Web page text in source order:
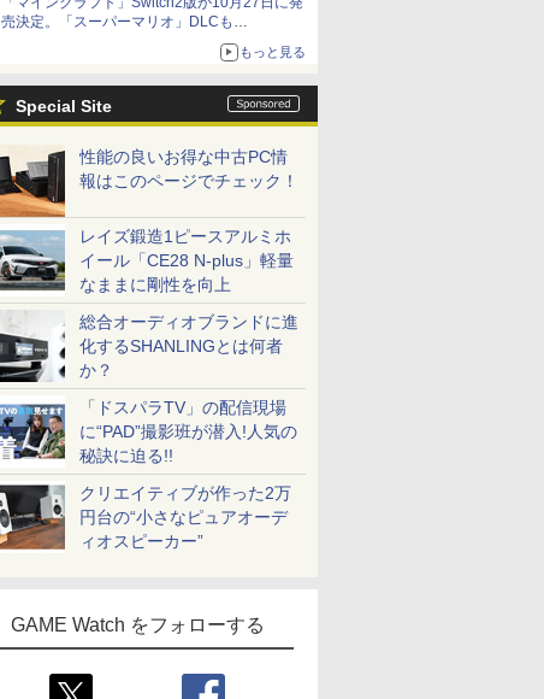
売決定。「スーパーマリオ」DLCも
Switch版からのアップグレードも可能に
もっと見る
Special Site
性能の良いお得な中古PC情
報はこのページでチェック！
レイズ鍛造1ピースアルミホ
イール「CE28 N-plus」軽量
なままに剛性を向上
総合オーディオブランドに進
化するSHANLINGとは何者
か？
「ドスパラTV」の配信現場
に“PAD”撮影班が潜入!人気の
秘訣に迫る!!
クリエイティブが作った2万
円台の“小さなピュアオーデ
ィオスピーカー”
GAME Watch をフォローする